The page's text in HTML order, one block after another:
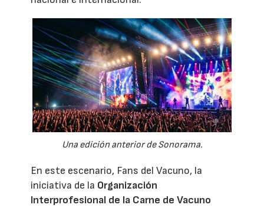
Una edición anterior de Sonorama.
En este escenario, Fans del Vacuno, la
iniciativa de la Organización
Interprofesional de la Carne de Vacuno